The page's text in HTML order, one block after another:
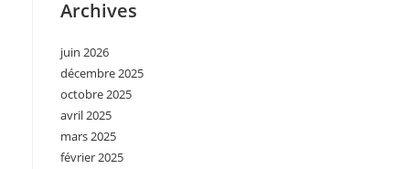
Archives
juin 2026
décembre 2025
octobre 2025
avril 2025
mars 2025
février 2025